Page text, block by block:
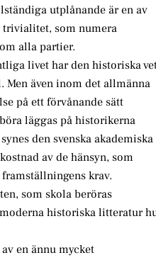
utplånande är en av
som numera
alla partier.
livet har den historiska
Men även inom det allmänna
på ett förvånande sätt
läggas på historikerna
den svenska
av de hänsyn, som
krav.
som skola beröras
historiska litteratur
en ännu mycket